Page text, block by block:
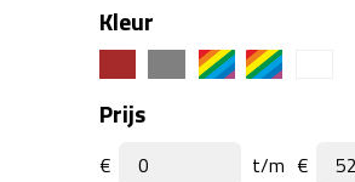
Kleur
Prijs
€ t/m €